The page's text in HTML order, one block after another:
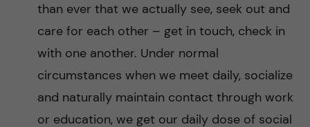
than ever that we actually see, seek out and
care for each other – get in touch, check in
with one another. Under normal
circumstances when we meet daily, socialize
and naturally maintain contact through work
or education, we get our daily dose of social